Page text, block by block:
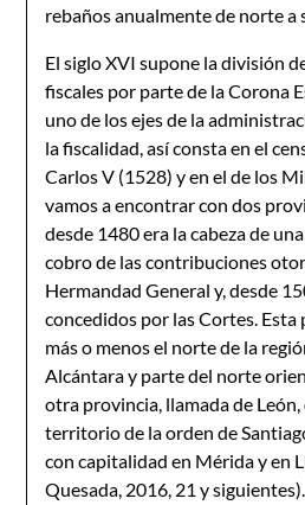
rebaños anualmente de norte a
El siglo XVI supone la división
fiscales por parte de la Corona
uno de los ejes de la
la fiscalidad, así consta en el
Carlos V (1528) y en el de los
vamos a encontrar con dos
desde 1480 era la cabeza de
cobro de las contribuciones
Hermandad General y, desde
concedidos por las Cortes.
más o menos el norte de la
Alcántara y parte del norte
otra provincia, llamada de
territorio de la orden de
con capitalidad en Mérida y en
Quesada, 2016, 21 y siguientes).